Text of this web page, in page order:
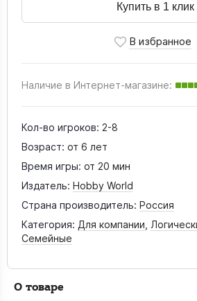
Купить в 1 клик
Наличие в Интернет-магазине:
Кол-во игроков: 2-8
Возраст: от 6 лет
Время игры: от 20 мин
Издатель: Hobby World
Страна производитель: Россия
Категория: Для компании
Семейные
О товаре